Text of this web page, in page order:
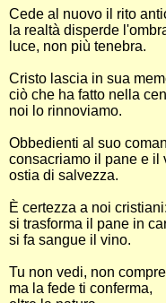
Cede al nuovo il rito
la realtà disperde
luce, non più tenebra.
Cristo lascia in sua
ciò che ha fatto nella
noi lo rinnoviamo.
Obbedienti al suo
consacriamo il pane e il
ostia di salvezza.
È certezza a noi cristiani:
si trasforma il pane in
si fa sangue il vino.
Tu non vedi, non
ma la fede ti conferma,